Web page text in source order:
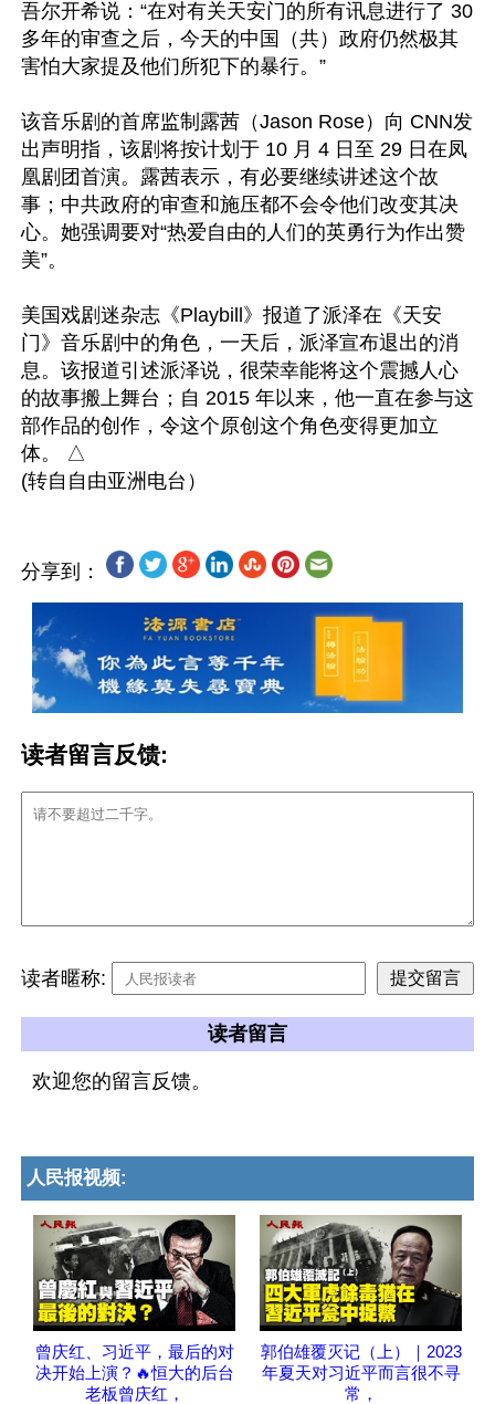
吾尔开希说：“在对有关天安门的所有讯息进行了 30
多年的审查之后，今天的中国（共）政府仍然极其
害怕大家提及他们所犯下的暴行。”
该音乐剧的首席监制露茜（Jason Rose）向 CNN发
出声明指，该剧将按计划于 10 月 4 日至 29 日在凤
凰剧团首演。露茜表示，有必要继续讲述这个故
事；中共政府的审查和施压都不会令他们改变其决
心。她强调要对“热爱自由的人们的英勇行为作出赞
美”。
美国戏剧迷杂志《Playbill》报道了派泽在《天安
门》音乐剧中的角色，一天后，派泽宣布退出的消
息。该报道引述派泽说，很荣幸能将这个震撼人心
的故事搬上舞台；自 2015 年以来，他一直在参与这
部作品的创作，令这个原创这个角色变得更加立
体。 △
分享到：
读者留言反馈:
读者暱称:
读者留言
欢迎您的留言反馈。
人民报视频:
曾庆红、习近平，最后的对
决开始上演？🔥恒大的后台
老板曾庆红，
郭伯雄覆灭记（上）｜2023
年夏天对习近平而言很不寻
常，